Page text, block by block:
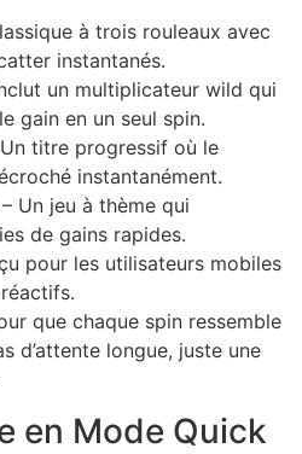
à trois rouleaux avec
instantanés.
un multiplicateur wild qui
gain en un seul spin.
titre progressif où le
instantanément.
– Un jeu à thème qui
de gains rapides.
pour les utilisateurs mobiles
que chaque spin ressemble
d’attente longue, juste une
en Mode Quick